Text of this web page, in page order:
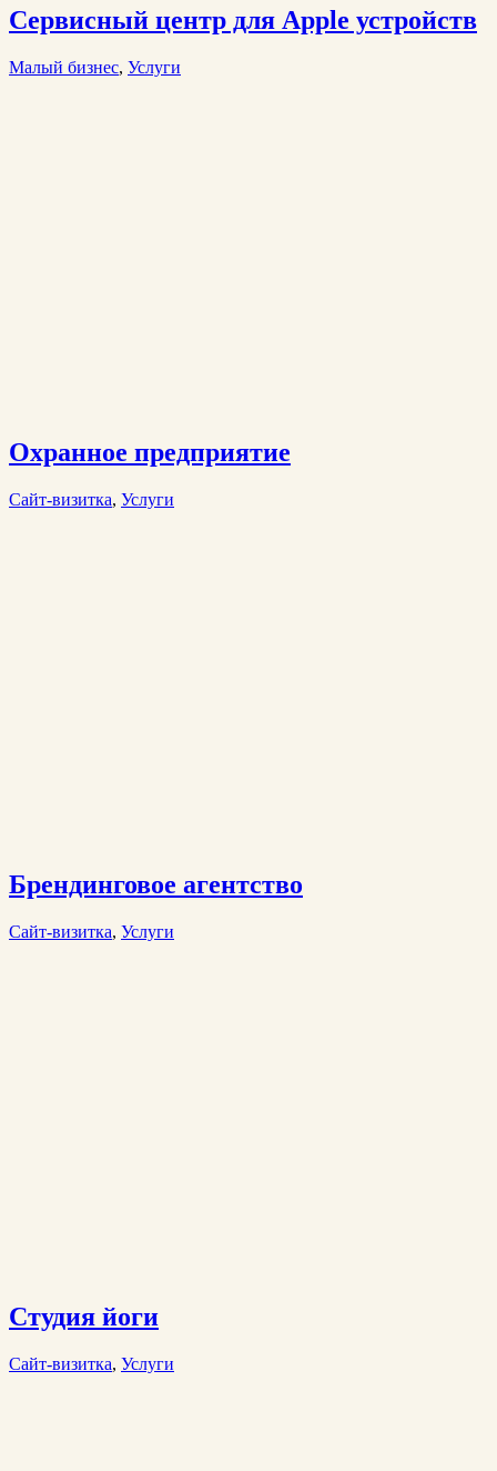
Сервисный центр для Apple устройств
Малый бизнес, Услуги
Охранное предприятие
Сайт-визитка, Услуги
Брендинговое агентство
Сайт-визитка, Услуги
Студия йоги
Сайт-визитка, Услуги